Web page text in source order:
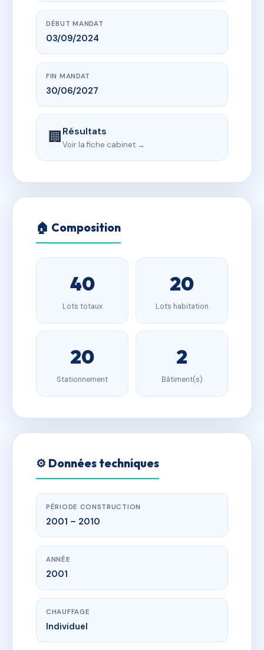
DÉBUT MANDAT
03/09/2024
FIN MANDAT
30/06/2027
🏢Résultats
Voir la fiche cabinet →
🏠 Composition
40
Lots totaux
20
Lots habitation
20
Stationnement
2
Bâtiment(s)
⚙️ Données techniques
PÉRIODE CONSTRUCTION
2001 – 2010
ANNÉE
2001
CHAUFFAGE
Individuel